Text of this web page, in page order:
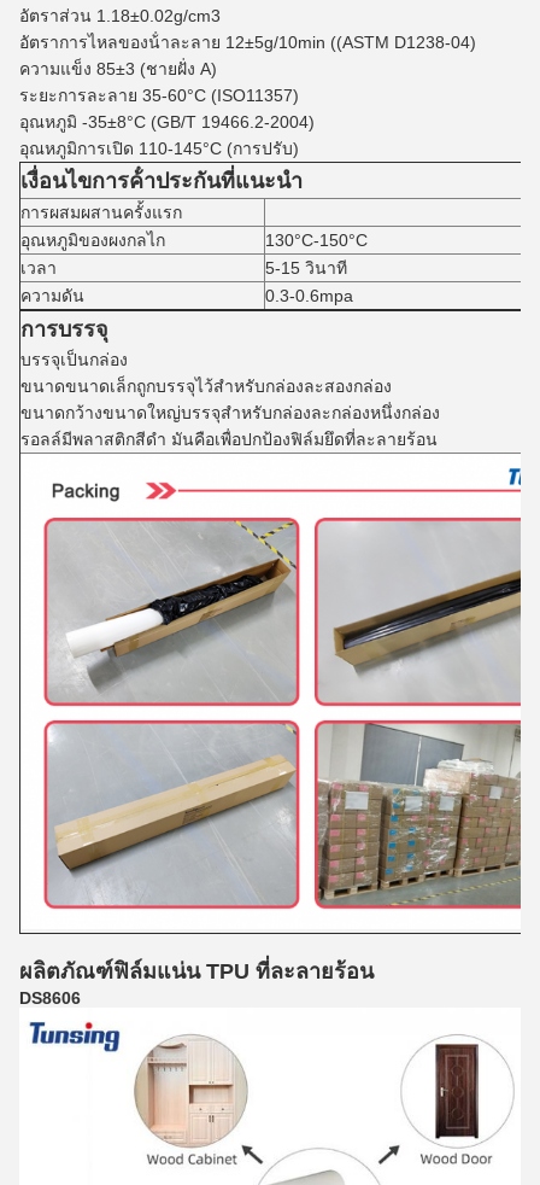
อัตราส่วน 1.18±0.02g/cm3
อัตราการไหลของน้ําละลาย 12±5g/10min ((ASTM D1238-04)
ความแข็ง 85±3 (ชายฝั่ง A)
ระยะการละลาย 35-60°C (ISO11357)
อุณหภูมิ -35±8°C (GB/T 19466.2-2004)
อุณหภูมิการเปิด 110-145°C (การปรับ)
เงื่อนไขการค้ําประกันที่แนะนํา
การผสมผสานครั้งแรก
อุณหภูมิของผงกลไก
130°C-150°C
เวลา
5-15 วินาที
ความดัน
0.3-0.6mpa
การบรรจุ
บรรจุเป็นกล่อง
ขนาดขนาดเล็กถูกบรรจุไว้สําหรับกล่องละสองกล่อง
ขนาดกว้างขนาดใหญ่บรรจุสําหรับกล่องละกล่องหนึ่งกล่อง
รอลล์มีพลาสติกสีดํา มันคือเพื่อปกป้องฟิล์มยึดที่ละลายร้อน
ผลิตภัณฑ์ฟิล์มแน่น TPU ที่ละลายร้อน
DS8606